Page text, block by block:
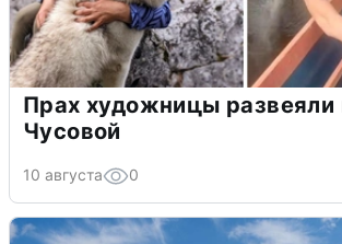
Прах художницы развеяли
Чусовой
10 августа 0